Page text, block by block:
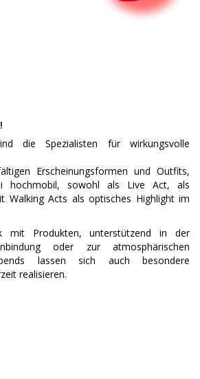
die Spezialisten für wirkungsvolle
Erscheinungsformen und Outfits,
hochmobil, sowohl als Live Act, als
Walking Acts als optisches Highlight im
mit Produkten, unterstützend in der
oder zur atmosphärischen
lassen sich auch besondere
realisieren.